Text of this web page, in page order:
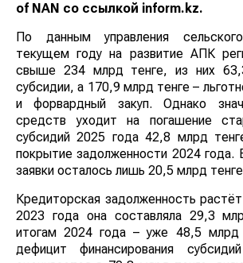
of NAN со ссылкой inform.kz.
По данным управления
текущем году на развитие АПК
свыше 234 млрд тенге, из них
субсидии, а 170,9 млрд тенге –
и форвардный закуп. Однако
средств уходит на погашение
субсидий 2025 года 42,8 млрд
покрытие задолженности 2024 года.
заявки осталось лишь 20,5 млрд
Кредиторская задолженность
2023 года она составляла 29,3
итогам 2024 года – уже 48,5
дефицит финансирования